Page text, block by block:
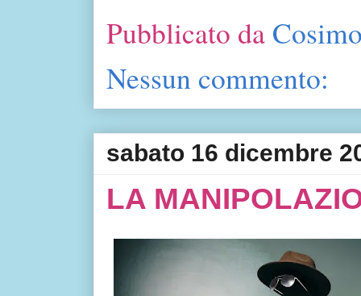
Pubblicato da
Nessun commento:
sabato 16 dicembre
LA